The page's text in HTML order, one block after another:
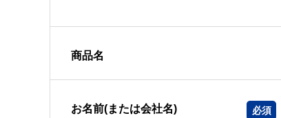
商品名
お名前(または会社名)